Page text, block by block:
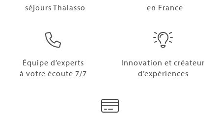
séjours Thalasso
en France
Équipe d’experts
à votre écoute 7/7
Innovation et créateur
d’expériences